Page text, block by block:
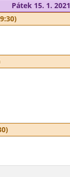
Pátek 15. 1. 2021